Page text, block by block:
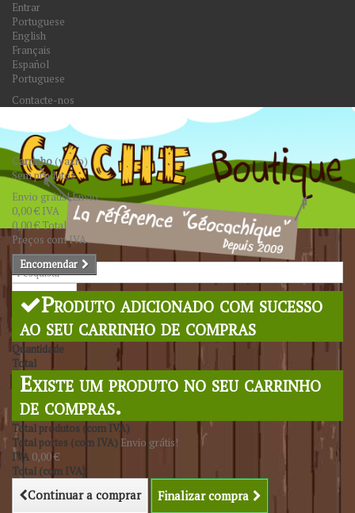
Entrar
Portuguese
English
Français
Español
Portuguese
Contacte-nos
Pesquisar
Carrinho(vazio)
Sem produtos
Envio grátis!Envio
0,00 € IVA
0,00 €Total
Preços com IVA
Encomendar
Produto adicionado com sucesso
ao seu carrinho de compras
Quantidade
Total
Existe um produto no seu carrinho
de compras.
Total produtos (com IVA)
Total portes (com IVA) Envio grátis!
IVA 0,00 €
Total (com IVA)
Continuar a comprar Finalizar compra